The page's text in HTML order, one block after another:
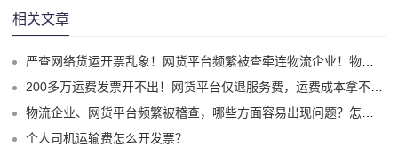
相关文章
严查网络货运开票乱象！网货平台频繁被查牵连物流企业！物流企业该怎么合规拿到运费成本票？
200多万运费发票开不出！网货平台仅退服务费，运费成本拿不到怎么办？
物流企业、网货平台频繁被稽查，哪些方面容易出现问题？怎么实现合规经营？
个人司机运输费怎么开发票？